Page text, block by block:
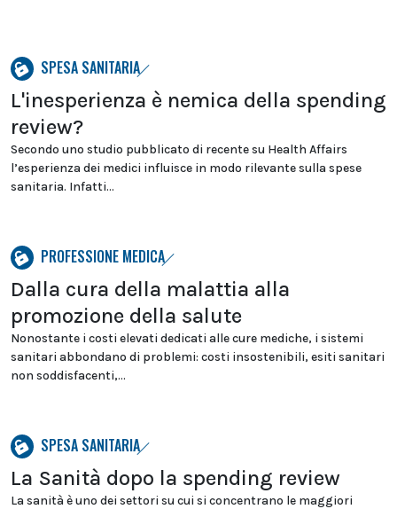
SPESA SANITARIA
L'inesperienza è nemica della spending
review?
Secondo uno studio pubblicato di recente su Health Affairs
l’esperienza dei medici influisce in modo rilevante sulla spese
sanitaria. Infatti...
PROFESSIONE MEDICA
Dalla cura della malattia alla
promozione della salute
Nonostante i costi elevati dedicati alle cure mediche, i sistemi
sanitari abbondano di problemi: costi insostenibili, esiti sanitari
non soddisfacenti,...
SPESA SANITARIA
La Sanità dopo la spending review
La sanità è uno dei settori su cui si concentrano le maggiori